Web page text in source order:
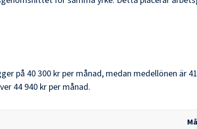
på 40 300 kr per månad, medan medellönen är
44 940 kr per månad.